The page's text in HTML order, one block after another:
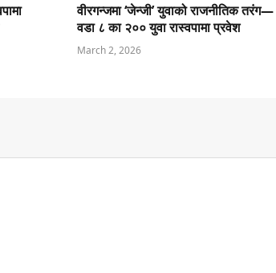
वीरगन्जमा ‘जेन्जी’ युवाको राजनीतिक तरंग—
वडा ८ का २०० युवा रास्वपामा प्रवेश
March 2, 2026